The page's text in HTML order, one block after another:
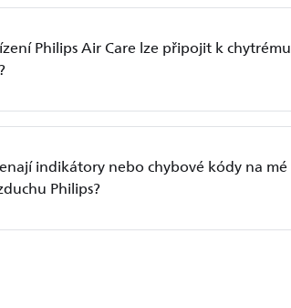
Philips Air Care lze připojit k chytrému
indikátory nebo chybové kódy na mé
Philips?